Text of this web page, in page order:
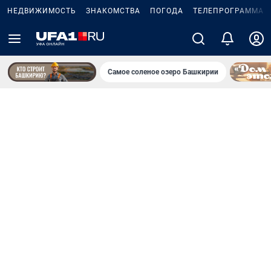
НЕДВИЖИМОСТЬ ЗНАКОМСТВА ПОГОДА ТЕЛЕПРОГРАММА
Самое соленое озеро Башкирии